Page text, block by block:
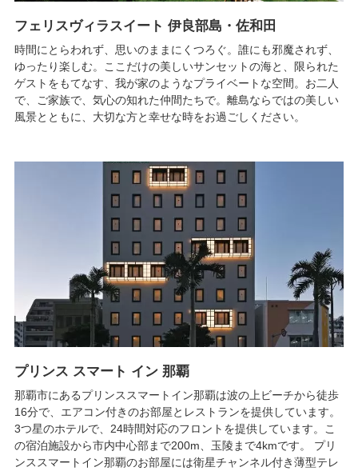
フェリスヴィラスイート 伊良部島・佐和田
時間にとらわれず、思いのままにくつろぐ。誰にも邪魔されず、
ゆったり楽しむ。ここだけの美しいサンセットの海と、限られた
ゲストをもてなす、我が家のようなプライベートな空間。お二人
で、ご家族で、気心の知れた仲間たちで。離島ならではの美しい
風景とともに、大切な方と幸せな時をお過ごしください。
プリンス スマート イン 那覇
那覇市にあるプリンススマートイン那覇は波の上ビーチから徒歩
16分で、エアコン付きのお部屋とレストランを提供しています。
3つ星のホテルで、24時間対応のフロントを提供しています。こ
の宿泊施設から市内中心部まで200m、玉陵まで4kmです。 プリ
ンススマートイン那覇のお部屋には衛星チャンネル付き薄型テレ